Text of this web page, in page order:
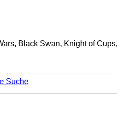
Black Swan, Knight of
Suche